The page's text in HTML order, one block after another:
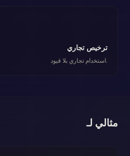
ترخيص تجاري
استخدام تجاري بلا قيود.
مثالي لـ